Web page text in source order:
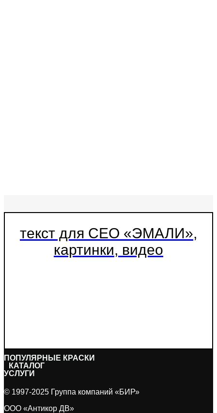
текст для СЕО «ЭМАЛИ»,
картинки, видео
ПОПУЛЯPНЫЕ КРАСКИ
КАТАЛОГ
УСЛУГИ
© 1997-2025 Группа компаний «БИР»
ООО «Антикор ДВ»